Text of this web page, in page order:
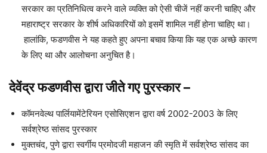
सरकार का प्रतिनिधित्व करने वाले व्यक्ति को ऐसी चीजें नहीं करनी चाहिए और
महाराष्ट्र सरकार के शीर्ष अधिकारियों को इसमें शामिल नहीं होना चाहिए था।
हालांकि, फडणवीस ने यह कहते हुए अपना बचाव किया कि यह एक अच्छे कारण
के लिए था और आलोचना अनुचित है।
देवेंद्र फडणवीस द्वारा जीते गए पुरस्कार–
कॉमनवेल्थ पार्लियामेंटेरियन एसोसिएशन द्वारा वर्ष 2002-2003 के लिए
सर्वश्रेष्ठ सांसद पुरस्कार
मुक्तचंद, पुणे द्वारा स्वर्गीय प्रमोदजी महाजन की स्मृति में सर्वश्रेष्ठ सांसद का